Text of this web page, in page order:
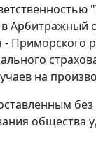
Арбитражный
- Приморского
на
общества